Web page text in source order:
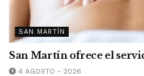
SAN MARTÍN
San Martín ofrece el
4 AGOSTO - 2026